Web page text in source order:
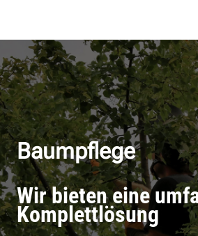
Baumpflege
Wir bieten eine
Komplettlösung